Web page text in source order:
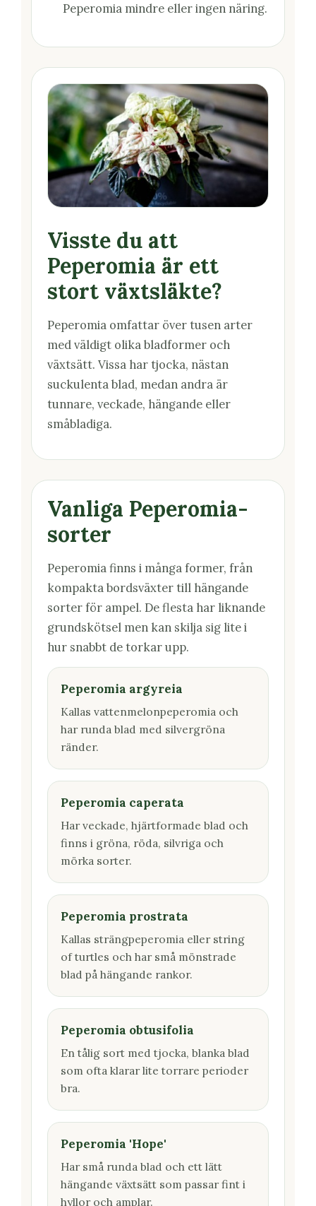
Peperomia mindre eller ingen näring.
Visste du att
Peperomia är ett
stort växtsläkte?
Peperomia omfattar över tusen arter
med väldigt olika bladformer och
växtsätt. Vissa har tjocka, nästan
suckulenta blad, medan andra är
tunnare, veckade, hängande eller
småbladiga.
Vanliga Peperomia-
sorter
Peperomia finns i många former, från
kompakta bordsväxter till hängande
sorter för ampel. De flesta har liknande
grundskötsel men kan skilja sig lite i
hur snabbt de torkar upp.
Peperomia argyreia
Kallas vattenmelonpeperomia och
har runda blad med silvergröna
ränder.
Peperomia caperata
Har veckade, hjärtformade blad och
finns i gröna, röda, silvriga och
mörka sorter.
Peperomia prostrata
Kallas strängpeperomia eller string
of turtles och har små mönstrade
blad på hängande rankor.
Peperomia obtusifolia
En tålig sort med tjocka, blanka blad
som ofta klarar lite torrare perioder
bra.
Peperomia 'Hope'
Har små runda blad och ett lätt
hängande växtsätt som passar fint i
hyllor och amplar.